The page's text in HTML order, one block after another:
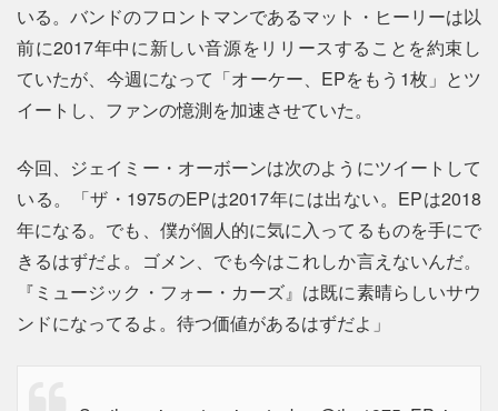
いる。バンドのフロントマンであるマット・ヒーリーは以
前に2017年中に新しい音源をリリースすることを約束し
ていたが、今週になって「オーケー、EPをもう1枚」とツ
イートし、ファンの憶測を加速させていた。
今回、ジェイミー・オーボーンは次のようにツイートして
いる。「ザ・1975のEPは2017年には出ない。EPは2018
年になる。でも、僕が個人的に気に入ってるものを手にで
きるはずだよ。ゴメン、でも今はこれしか言えないんだ。
『ミュージック・フォー・カーズ』は既に素晴らしいサウ
ンドになってるよ。待つ価値があるはずだよ」